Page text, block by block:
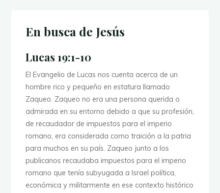
Dios"
En busca de Jesús
Lucas 19:1-10
El Evangelio de Lucas nos cuenta acerca de un
hombre rico y pequeño en estatura llamado
Zaqueo. Zaqueo no era una persona querida o
admirada en su entorno debido a que su profesión,
de recaudador de impuestos para el imperio
romano, era considerada como traición a la patria
para muchos en su país. Zaqueo junto a los
publicanos recaudaba impuestos para el imperio
romano que tenía subyugada a Israel política,
económica y militarmente en ese contexto histórico